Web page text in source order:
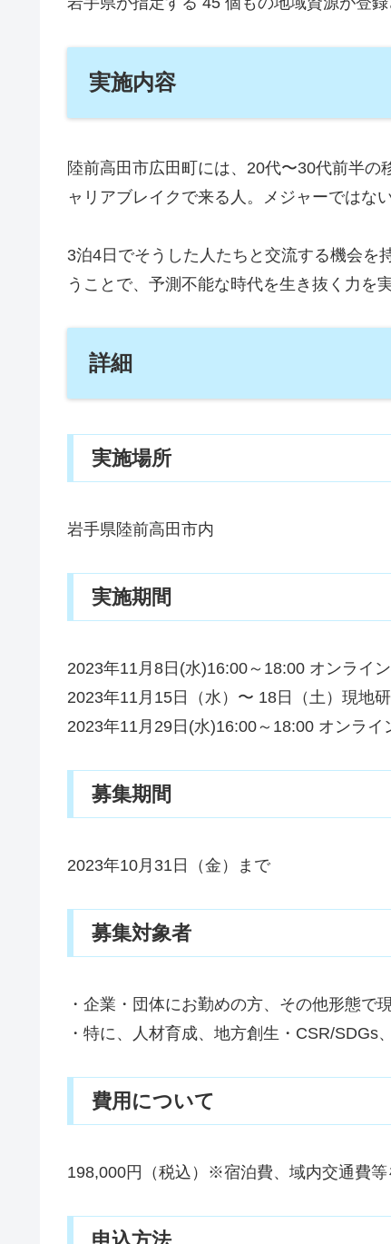
実施内容
陸前高田市広田町には、20代〜30代前半
ャリアブレイクで来る人。メジャーではな
3泊4日でそうした人たちと交流する機会を
うことで、予測不能な時代を生き抜く力を
詳細
実施場所
岩手県陸前高田市内
実施期間
2023年11月8日(水)16:00～18:00 オンライ
2023年11月15日（水）〜 18日（土）現地
2023年11月29日(水)16:00～18:00 オンライ
募集期間
2023年10月31日（金）まで
募集対象者
・企業・団体にお勤めの方、その他形態で
・特に、人材育成、地方創生・CSR/SDGs
費用について
198,000円（税込）※宿泊費、域内交通費等